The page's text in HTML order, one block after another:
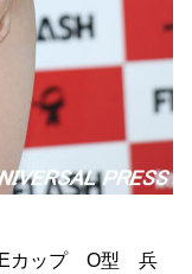
カップ O型 兵